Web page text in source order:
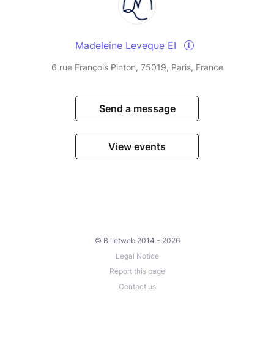
Madeleine Leveque EI
6 rue François Pinton, 75019, Paris, France
Send a message
View events
© Billetweb 2014 - 2026
Legal Notice
Report this page
Contact us